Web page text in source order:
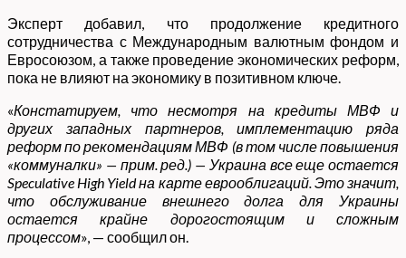
Эксперт добавил, что продолжение кредитного
сотрудничества с Международным валютным фондом и
Евросоюзом, а также проведение экономических реформ,
пока не влияют на экономику в позитивном ключе.
«Констатируем, что несмотря на кредиты МВФ и
других западных партнеров, имплементацию ряда
реформ по рекомендациям МВФ (в том числе повышения
«коммуналки» — прим. ред.) — Украина все еще остается
Speculative High Yield на карте еврооблигаций. Это значит,
что обслуживание внешнего долга для Украины
остается крайне дорогостоящим и сложным
процессом», — сообщил он.